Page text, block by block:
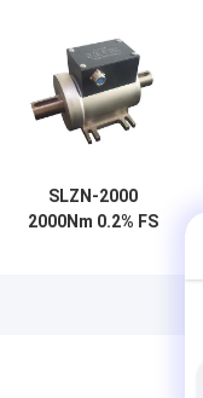
SLZN-2000
2000Nm 0.2% FS